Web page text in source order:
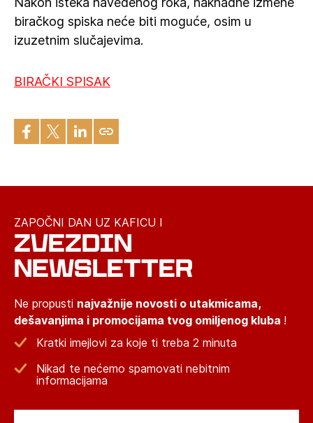
biračkog spiska neće biti moguće, osim u
izuzetnim slučajevima.
BIRAČKI SPISAK
ZAPOČNI DAN UZ KAFICU I
ZVEZDIN
NEWSLETTER
Ne propusti najvažnije novosti o utakmicama,
dešavanjima i promocijama tvog omiljenog kluba !
Kratki imejlovi za koje ti treba 2 minuta
Nikad te nećemo spamovati nebitnim
informacijama